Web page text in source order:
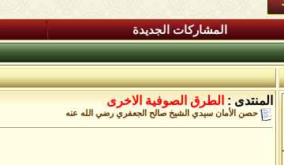
المشاركات الجديدة
المنتدى : الطرق الصوفية الاخرى
حصن الأمان سيدي الشيخ صالح الجعفري رضي الله عنه